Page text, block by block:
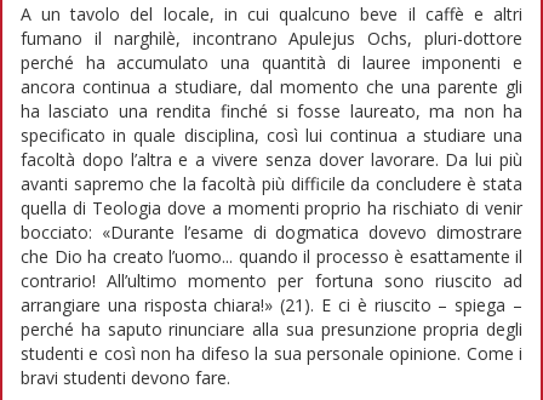
A un tavolo del locale, in cui qualcuno beve il caffè e altri
fumano il narghilè, incontrano Apulejus Ochs, pluri-dottore
perché ha accumulato una quantità di lauree imponenti e
ancora continua a studiare, dal momento che una parente gli
ha lasciato una rendita finché si fosse laureato, ma non ha
specificato in quale disciplina, così lui continua a studiare una
facoltà dopo l’altra e a vivere senza dover lavorare. Da lui più
avanti sapremo che la facoltà più difficile da concludere è stata
quella di Teologia dove a momenti proprio ha rischiato di venir
bocciato: «Durante l’esame di dogmatica dovevo dimostrare
che Dio ha creato l’uomo... quando il processo è esattamente il
contrario! All’ultimo momento per fortuna sono riuscito ad
arrangiare una risposta chiara!» (21). E ci è riuscito – spiega –
perché ha saputo rinunciare alla sua presunzione propria degli
studenti e così non ha difeso la sua personale opinione. Come i
bravi studenti devono fare.